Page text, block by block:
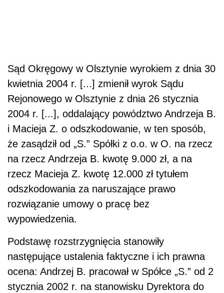
Sąd Okręgowy w Olsztynie wyrokiem z dnia 30
kwietnia 2004 r. [...] zmienił wyrok Sądu
Rejonowego w Olsztynie z dnia 26 stycznia
2004 r. [...], oddalający powództwo Andrzeja B.
i Macieja Z. o odszkodowanie, w ten sposób,
że zasądził od „S.” Spółki z o.o. w O. na rzecz
na rzecz Andrzeja B. kwotę 9.000 zł, a na
rzecz Macieja Z. kwotę 12.000 zł tytułem
odszkodowania za naruszające prawo
rozwiązanie umowy o pracę bez
wypowiedzenia.
Podstawę rozstrzygnięcia stanowiły
następujące ustalenia faktyczne i ich prawna
ocena: Andrzej B. pracował w Spółce „S.” od 2
stycznia 2002 r. na stanowisku Dyrektora do